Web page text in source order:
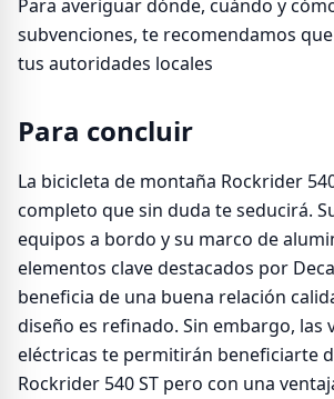
Para averiguar dónde, cuándo y
subvenciones, te recomendamos
tus autoridades locales
Para concluir
La bicicleta de montaña Rockrider
completo que sin duda te seducirá.
equipos a bordo y su marco de
elementos clave destacados por
beneficia de una buena relación
diseño es refinado. Sin embargo, las
eléctricas te permitirán beneficiarte
Rockrider 540 ST pero con una